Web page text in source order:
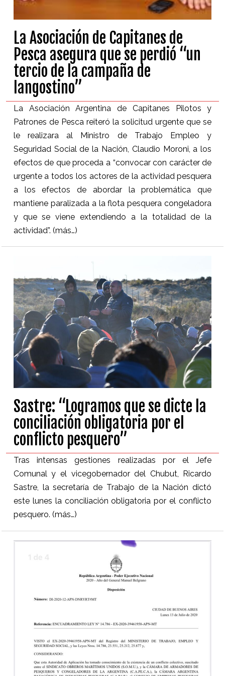
La Asociación de Capitanes de
Pesca asegura que se perdió “un
tercio de la campaña de
langostino”
La Asociación Argentina de Capitanes Pilotos y
Patrones de Pesca reiteró la solicitud urgente que se
le realizara al Ministro de Trabajo Empleo y
Seguridad Social de la Nación, Claudio Moroni, a los
efectos de que proceda a “convocar con carácter de
urgente a todos los actores de la actividad pesquera
a los efectos de abordar la problemática que
mantiene paralizada a la flota pesquera congeladora
y que se viene extendiendo a la totalidad de la
actividad”. (más…)
Sastre: “Logramos que se dicte la
conciliación obligatoria por el
conflicto pesquero”
Tras intensas gestiones realizadas por el Jefe
Comunal y el vicegobernador del Chubut, Ricardo
Sastre, la secretaría de Trabajo de la Nación dictó
este lunes la conciliación obligatoria por el conflicto
pesquero. (más…)